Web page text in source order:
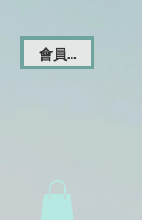
會員登入